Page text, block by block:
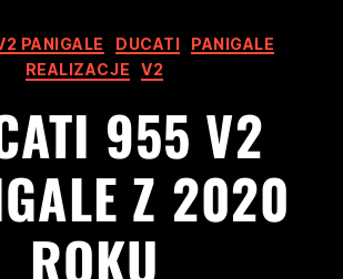
PANIGALE DUCATI
PANIGALE
REALIZACJE
V2
955 V2
Z 2020
ROKU